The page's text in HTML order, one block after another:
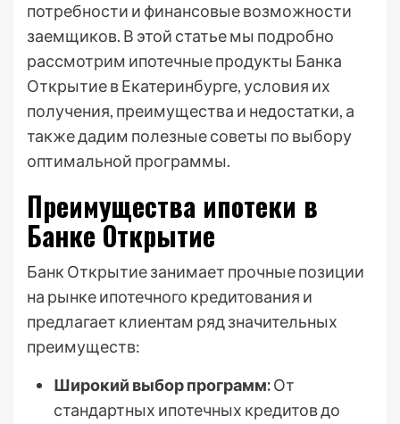
потребности и финансовые возможности
заемщиков. В этой статье мы подробно
рассмотрим ипотечные продукты Банка
Открытие в Екатеринбурге, условия их
получения, преимущества и недостатки, а
также дадим полезные советы по выбору
оптимальной программы.
Преимущества ипотеки в
Банке Открытие
Банк Открытие занимает прочные позиции
на рынке ипотечного кредитования и
предлагает клиентам ряд значительных
преимуществ:
Широкий выбор программ:От
стандартных ипотечных кредитов до